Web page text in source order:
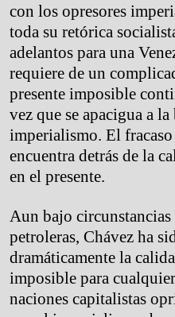
con los opresores
toda su retórica
adelantos para una
requiere de un
presente imposible
vez que se apacigua a
imperialismo. El fracaso
encuentra detrás de la
en el presente.
Aun bajo circunstancias
petroleras, Chávez ha
dramáticamente la
imposible para
naciones capitalistas